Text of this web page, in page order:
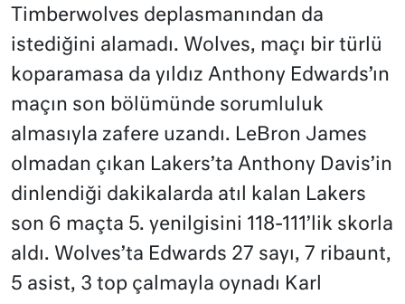
Timberwolves deplasmanından da
istediğini alamadı. Wolves, maçı bir türlü
koparamasa da yıldız Anthony Edwards’ın
maçın son bölümünde sorumluluk
almasıyla zafere uzandı. LeBron James
olmadan çıkan Lakers’ta Anthony Davis’in
dinlendiği dakikalarda atıl kalan Lakers
son 6 maçta 5. yenilgisini 118-111’lik skorla
aldı. Wolves’ta Edwards 27 sayı, 7 ribaunt,
5 asist, 3 top çalmayla oynadı Karl